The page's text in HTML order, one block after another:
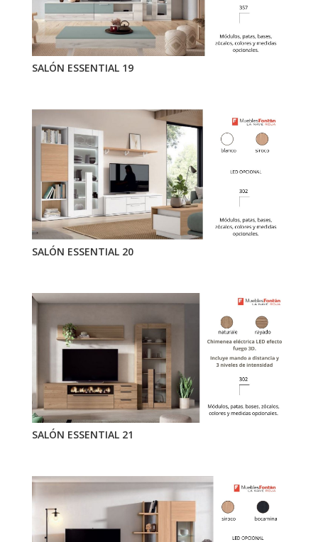
SALÓN ESSENTIAL 19
SALÓN ESSENTIAL 20
SALÓN ESSENTIAL 21